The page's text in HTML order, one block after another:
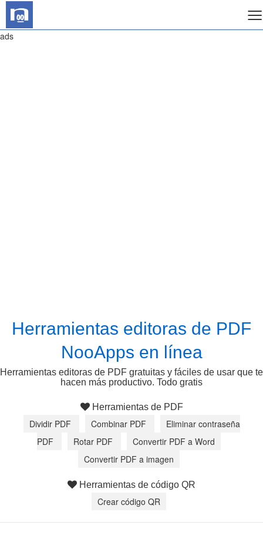
≡
ads
Herramientas editoras de PDF
NooApps en línea
Herramientas editoras de PDF gratuitas y fáciles de usar que te
hacen más productivo. Todo gratis
Herramientas de PDF
Dividir PDF Combinar PDF
Eliminar contraseña
PDF
Rotar PDF
Convertir PDF a Word
Convertir PDF a imagen
Herramientas de código QR
Crear código QR